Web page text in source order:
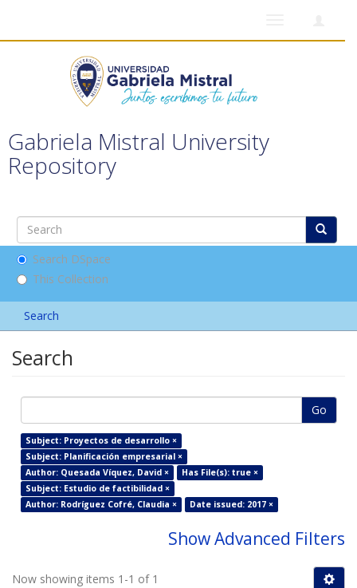
Gabriela Mistral University
Repository
Search DSpace
This Collection
Search
Search
Go
Subject: Proyectos de desarrollo ×
Subject: Planificación empresarial ×
Author: Quesada Víquez, David ×
Has File(s): true ×
Subject: Estudio de factibilidad ×
Author: Rodríguez Cofré, Claudia ×
Date issued: 2017 ×
Show Advanced Filters
Now showing items 1-1 of 1